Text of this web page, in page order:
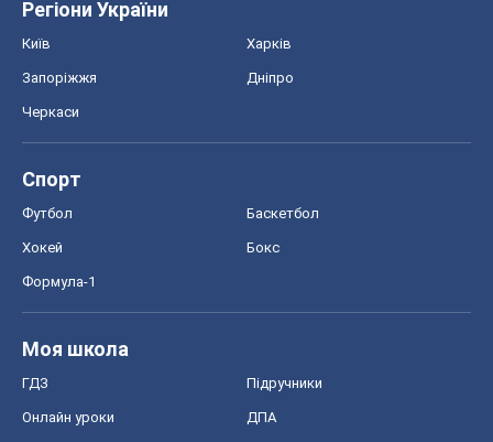
Регіони України
Київ Харків
Запоріжжя Дніпро
Черкаси
Спорт
Футбол Баскетбол
Хокей Бокс
Формула-1
Моя школа
ГДЗ Підручники
Онлайн уроки ДПА